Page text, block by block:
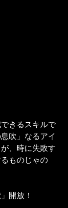
きるスキルで
吹」なるアイ
、時に失敗す
ものじゃの
開放！